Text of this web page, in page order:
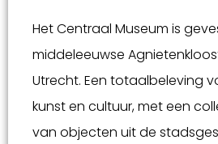
Het Centraal Museum is
middeleeuwse
Utrecht. Een totaalbeleving
kunst en cultuur, met een
van objecten uit de